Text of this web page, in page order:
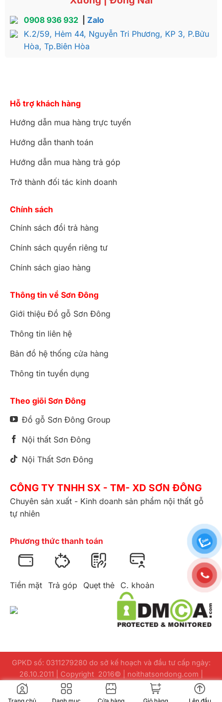
0908 936 932
Zalo
K.2/59, Hẻm 44, Nguyễn Tri Phương, KP 3, P.Bửu
Hòa, Tp.Biên Hòa
Hỗ trợ khách hàng
Hướng dẫn mua hàng trực tuyến
Hướng dẫn thanh toán
Hướng dẫn mua hàng trả góp
Trở thành đối tác kinh doanh
Chính sách
Chính sách đổi trả hàng
Chính sách quyền riêng tư
Chính sách giao hàng
Thông tin về Sơn Đông
Giới thiệu Đồ gỗ Sơn Đông
Thông tin liên hệ
Bản đồ hệ thống cửa hàng
Thông tin tuyển dụng
Theo giõi Sơn Đông
Đồ gỗ Sơn Đông Group
Nội thất Sơn Đông
Nội Thất Sơn Đông
CÔNG TY TNHH SX - TM- XD SƠN ĐÔNG
Chuyên sản xuất - Kinh doanh sản phẩm nội thất gỗ
tự nhiên
Phương thức thanh toán
Tiền mặt Trả góp Quẹt thẻ C. khoản
GPKD số: 0311279280 do sở kế hoạch và đầu tư cấp ngày:
26.10.2011 | Copyright 2016© | noithatsondong.com |
Design
webuuviet.com